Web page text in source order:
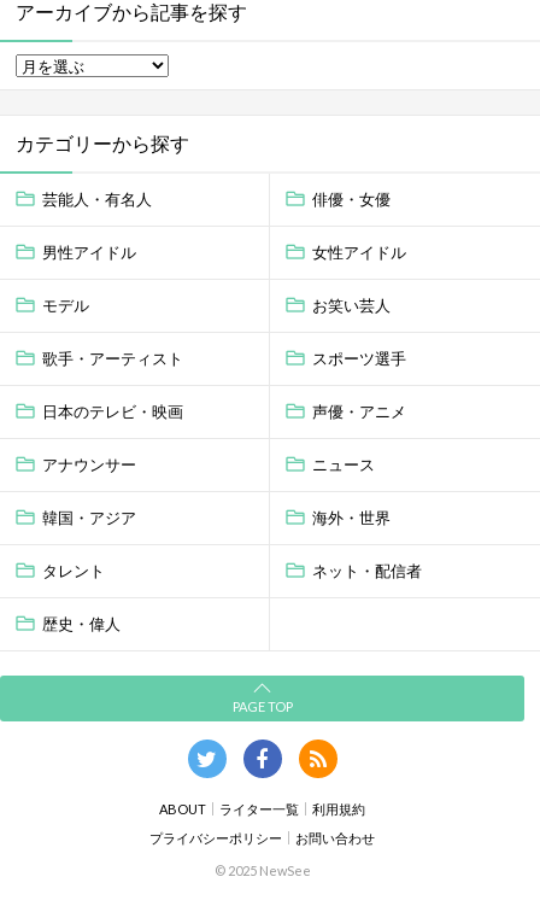
アーカイブから記事を探す
カテゴリーから探す
芸能人・有名人 俳優・女優
男性アイドル 女性アイドル
モデル お笑い芸人
歌手・アーティスト スポーツ選手
日本のテレビ・映画 声優・アニメ
アナウンサー ニュース
韓国・アジア 海外・世界
タレント ネット・配信者
歴史・偉人
PAGE TOP
ABOUT ライター一覧
利用規約
プライバシーポリシー
お問い合わせ
© 2025 NewSee